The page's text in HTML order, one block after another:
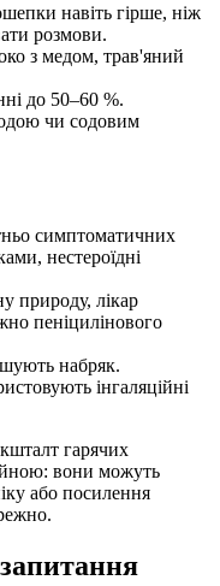
навіть гірше, ніж
розмови.
з медом, трав'яний
до 50–60 %.
чи содовим
симптоматичних
нестероїдні
природу, лікар
пеніцилінового
набряк.
інгаляційні
гарячих
вони можуть
або посилення